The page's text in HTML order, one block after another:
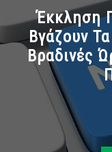
Έκκληση
Βγάζουν
Βραδινές